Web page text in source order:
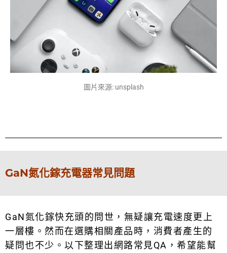
圖片來源: unsplash
GaN氮化鎵充電器常見問題
GaN氮化鎵快充頭的問世，無疑讓充電速度更上
一層樓。然而在選購相關產品時，消費者產生的
疑問也不少。以下整理出網路常見QA，希望能幫